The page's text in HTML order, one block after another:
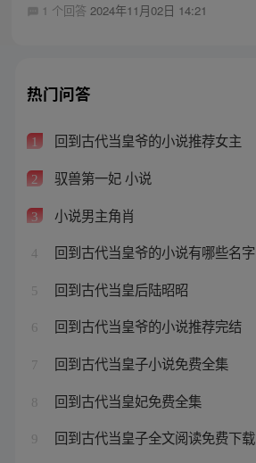
1 个回答 2024年11月02日 14:21
热门问答
1 回到古代当皇爷的小说推荐女主
2 驭兽第一妃 小说
3 小说男主角肖
4 回到古代当皇爷的小说有哪些名字
5 回到古代当皇后陆昭昭
6 回到古代当皇爷的小说推荐完结
7 回到古代当皇子小说免费全集
8 回到古代当皇妃免费全集
9 回到古代当皇子全文阅读免费下载